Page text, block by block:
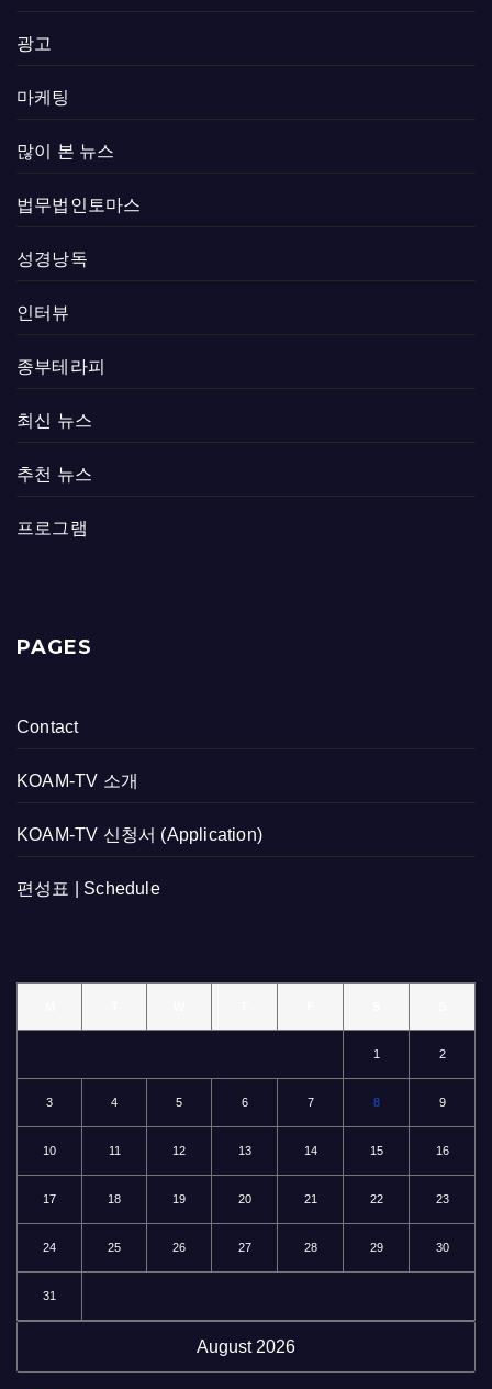
광고
마케팅
많이 본 뉴스
법무법인토마스
성경낭독
인터뷰
종부테라피
최신 뉴스
추천 뉴스
프로그램
PAGES
Contact
KOAM-TV 소개
KOAM-TV 신청서 (Application)
편성표 | Schedule
August 2026
1 2
3 4 5 6 7 8 9
10 11 12 13 14 15 16
17 18 19 20 21 22 23
24 25 26 27 28 29 30
31